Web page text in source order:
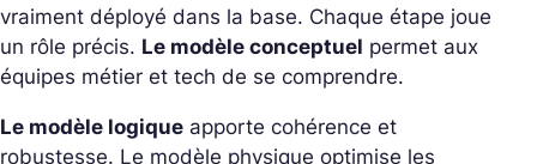
vraiment déployé dans la base. Chaque étape joue
un rôle précis. Le modèle conceptuel permet aux
équipes métier et tech de se comprendre.
Le modèle logique apporte cohérence et
robustesse. Le modèle physique optimise les